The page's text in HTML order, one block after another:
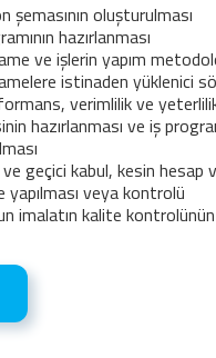
şemasının oluşturulması
hazırlanması
ve işlerin yapım
istinaden yüklenici
verimlilik ve
hazırlanması ve iş
geçici kabul, kesin hesap
veya kontrolü
imalatın kalite kontrolünün